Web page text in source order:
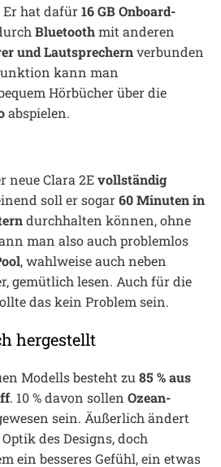
Er hat dafür16 GB Onboard-
Bluetoothmit anderen
und Lautsprechernverbunden
kann man
Hörbücher über die
abspielen.
neue Clara 2Evollständig
soll er sogar60 Minuten in
durchhalten können, ohne
man also auch problemlos
, wahlweise auch neben
gemütlich lesen. Auch für die
das kein Problem sein.
hergestellt
Modells besteht zu 85 % aus
. 10 % davon sollen Ozean-
sein. Äußerlich ändert
des Designs, doch
ein besseres Gefühl, ein etwas